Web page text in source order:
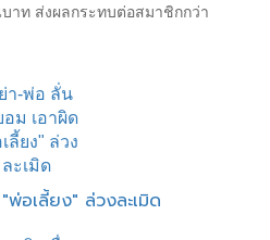
าท ส่งผลกระทบต่อสมาชิกกว่า
อเลี้ยง" ล่วงละเมิด